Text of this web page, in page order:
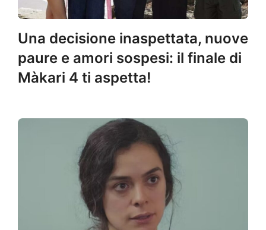
Una decisione inaspettata, nuove
paure e amori sospesi: il finale di
Màkari 4 ti aspetta!